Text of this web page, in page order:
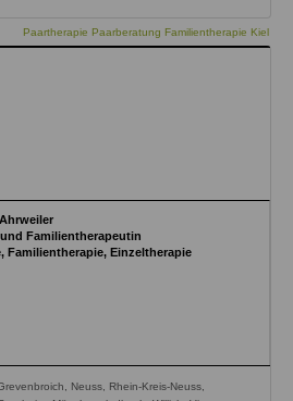
Paartherapie Paarberatung Familientherapie Kiel
Familientherapeutin
Familientherapie, Einzeltherapie
Neuss, Rhein-Kreis-Neuss,